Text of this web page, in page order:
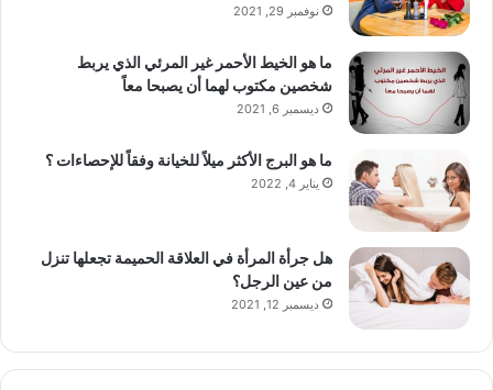
نوفمبر 29, 2021
ما هو الخيط الأحمر غير المرئي الذي يربط
شخصين مكتوب لهما أن يصبحا معاً
ديسمبر 6, 2021
ما هو البرج الأكثر ميلاً للخيانة وفقاً للإحصاءات ؟
يناير 4, 2022
هل جرأة المرأة في العلاقة الحميمة تجعلها تنزل
من عين الرجل؟
ديسمبر 12, 2021